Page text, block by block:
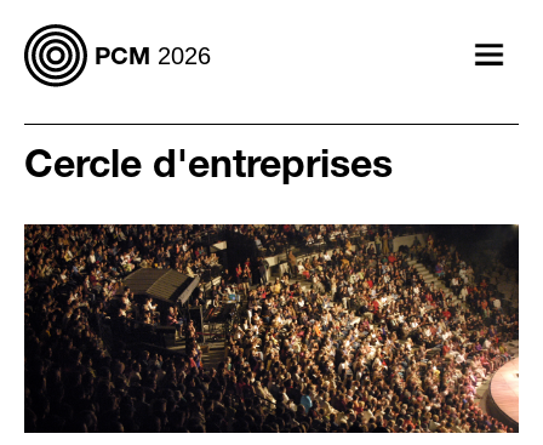
PCM 2026
Cercle d'entreprises
Afficher